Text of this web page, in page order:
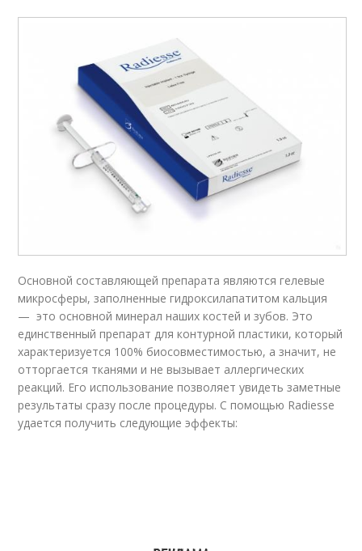
Основной составляющей препарата являются гелевые
микросферы, заполненные гидроксилапатитом кальция
— это основной минерал наших костей и зубов. Это
единственный препарат для контурной пластики, который
характеризуется 100% биосовместимостью, а значит, не
отторгается тканями и не вызывает аллергических
реакций. Его использование позволяет увидеть заметные
результаты сразу после процедуры. С помощью Radiesse
удается получить следующие эффекты: